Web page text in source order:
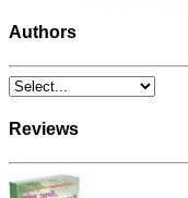
Authors
Reviews